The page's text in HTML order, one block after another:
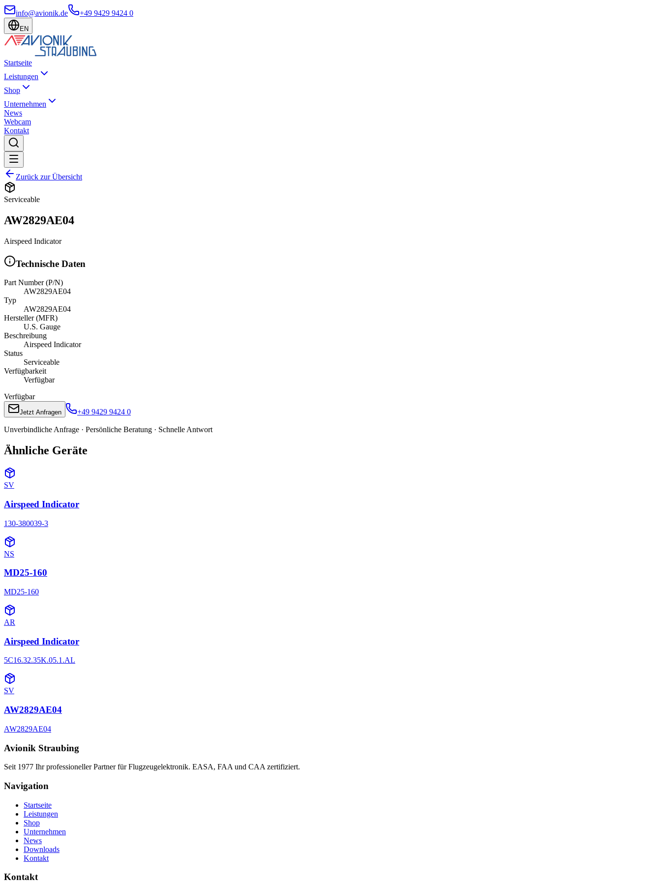
info@avionik.de +49 9429 9424 0
EN
Startseite
Leistungen
Shop
Unternehmen
News
Webcam
Kontakt
Zurück zur Übersicht
Serviceable
AW2829AE04
Airspeed Indicator
Technische Daten
Part Number (P/N)
AW2829AE04
Typ
AW2829AE04
Hersteller (MFR)
U.S. Gauge
Beschreibung
Airspeed Indicator
Status
Serviceable
Verfügbarkeit
Verfügbar
Verfügbar
Jetzt Anfragen +49 9429 9424 0
Unverbindliche Anfrage · Persönliche Beratung · Schnelle Antwort
Ähnliche Geräte
SV
Airspeed Indicator
130-380039-3
NS
MD25-160
MD25-160
AR
Airspeed Indicator
5C16.32.35K.05.1.AL
SV
AW2829AE04
AW2829AE04
Avionik Straubing
Seit 1977 Ihr professioneller Partner für Flugzeugelektronik. EASA, FAA und CAA zertifiziert.
Navigation
Startseite
Leistungen
Shop
Unternehmen
News
Downloads
Kontakt
Kontakt